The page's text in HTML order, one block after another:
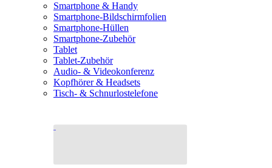
Smartphone & Handy
Smartphone-Bildschirmfolien
Smartphone-Hüllen
Smartphone-Zubehör
Tablet
Tablet-Zubehör
Audio- & Videokonferenz
Kopfhörer & Headsets
Tisch- & Schnurlostelefone